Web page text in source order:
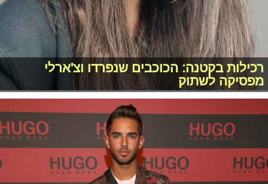
רכילות בקטנה: הכוכבים שנפרדו וצ'ארלי
מפסיקה לשתוק